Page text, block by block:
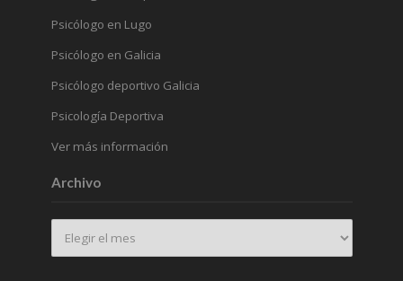
Psicólogo en Lugo
Psicólogo en Galicia
Psicólogo deportivo Galicia
Psicología Deportiva
Ver más información
Archivo
Archivo